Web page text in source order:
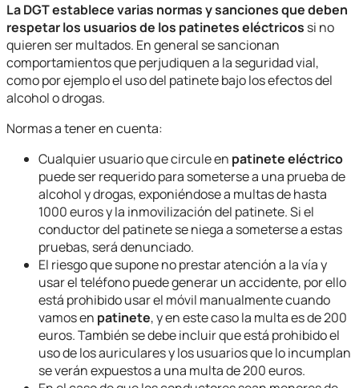
La DGT establece varias normas y sanciones que deben
respetar los usuarios de los patinetes eléctricos si no
quieren ser multados. En general se sancionan
comportamientos que perjudiquen a la seguridad vial,
como por ejemplo el uso del patinete bajo los efectos del
alcohol o drogas.
Normas a tener en cuenta:
Cualquier usuario que circule en patinete eléctrico
puede ser requerido para someterse a una prueba de
alcohol y drogas, exponiéndose a multas de hasta
1000 euros y la inmovilización del patinete. Si el
conductor del patinete se niega a someterse a estas
pruebas, será denunciado.
El riesgo que supone no prestar atención a la vía y
usar el teléfono puede generar un accidente, por ello
está prohibido usar el móvil manualmente cuando
vamos en patinete, y en este caso la multa es de 200
euros. También se debe incluir que está prohibido el
uso de los auriculares y los usuarios que lo incumplan
se verán expuestos a una multa de 200 euros.